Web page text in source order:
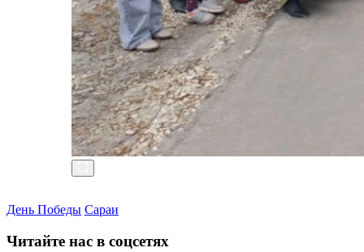
День Победы Сараи
Читайте нас в соцсетях